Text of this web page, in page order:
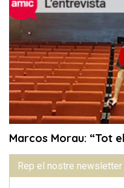
Rep el nostre newsletter